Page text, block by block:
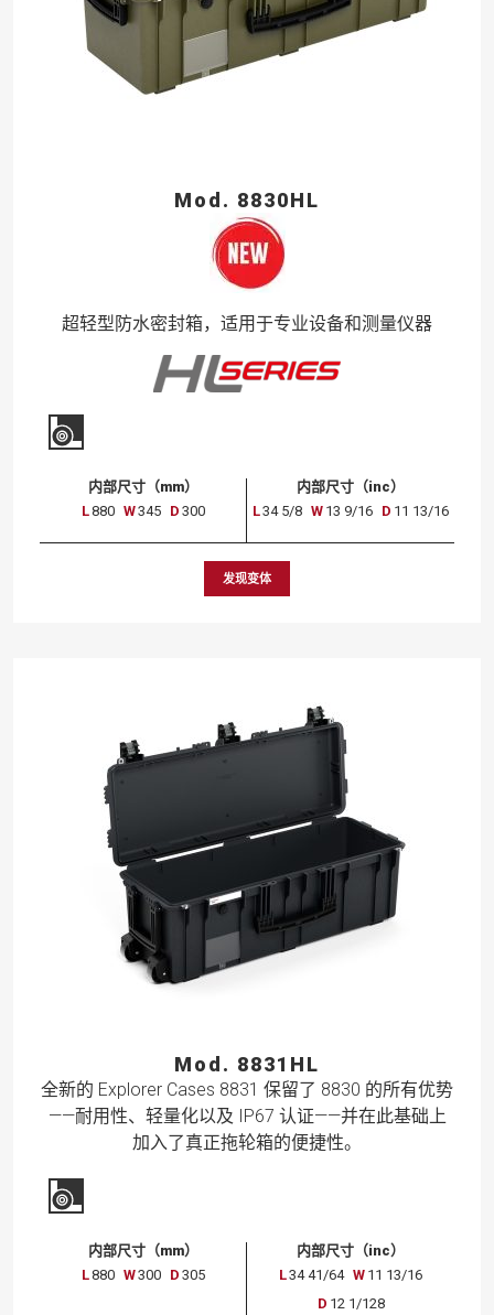
Mod. 8830HL
超轻型防水密封箱，适用于专业设备和测量仪器
内部尺寸（mm）
L880 W345 D 300
内部尺寸（inc）
L34 5/8 W 13 9/16 D 11 13/16
发现变体
Mod. 8831HL
全新的 Explorer Cases 8831 保留了 8830 的所有优势
——耐用性、轻量化以及 IP67 认证——并在此基础上
加入了真正拖轮箱的便捷性。
内部尺寸（mm）
L880 W300 D 305
内部尺寸（inc）
L34 41/64 W 11 13/16
D 12 1/128